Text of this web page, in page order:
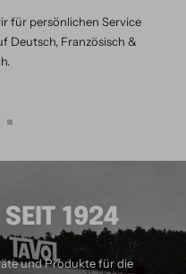
für persönlichen Service
Deutsch, Französisch &
SEIT 1924
und Produkte für die